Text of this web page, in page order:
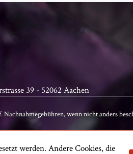
39 - 52062 Aachen
Nachnahmegebühren, wenn nicht anders
werden. Andere Cookies, die